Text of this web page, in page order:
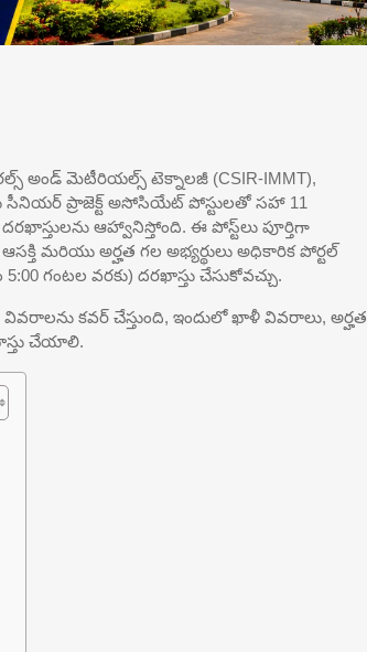
అండ్ మెటీరియల్స్ టెక్నాలజీ (CSIR-IMMT),
సీనియర్ ప్రాజెక్ట్ అసోసియేట్ పోస్టులతో సహా 11
ఆహ్వానిస్తోంది. ఈ పోస్ట్‌లు పూర్తిగా
మరియు అర్హత గల అభ్యర్థులు అధికారిక పోర్టల్
గంటల వరకు) దరఖాస్తు చేసుకోవచ్చు.
కవర్ చేస్తుంది, ఇందులో ఖాళీ వివరాలు, అర్హత
చేయాలి.